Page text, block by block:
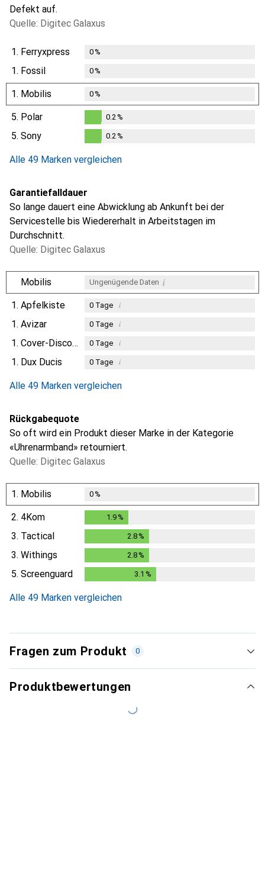
Defekt auf.
Quelle: Digitec Galaxus
1. Ferryxpress 0%
1. Fossil 0%
1. Mobilis 0%
5. Polar
0.2%
0.2%
5. Sony 0.2%
Alle 49 Marken vergleichen
Garantiefalldauer
So lange dauert eine Abwicklung ab Ankunft bei der
Servicestelle bis Wiedererhalt in Arbeitstagen im
Durchschnitt.
Quelle: Digitec Galaxus
Mobilis Ungenügende Daten i
1. Apfelkiste 0Tage i
1. Avizar 0Tage i
1. Cover-Discount 0Tage i
1. Dux Ducis 0Tage i
Alle 49 Marken vergleichen
Rückgabequote
So oft wird ein Produkt dieser Marke in der Kategorie
«Uhrenarmband» retourniert.
Quelle: Digitec Galaxus
1. Mobilis 0%
2. 4Kom 1.9%
3. Tactical 2.8 %
3. Withings 2.8 %
5. Screenguard 3.1 %
Alle 49 Marken vergleichen
Fragen zum Produkt 0
Produktbewertungen